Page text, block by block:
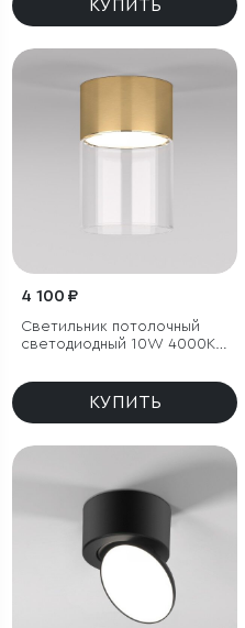
КУПИТЬ
4 100 ₽
Светильник потолочный
светодиодный 10W 4000К
КУПИТЬ